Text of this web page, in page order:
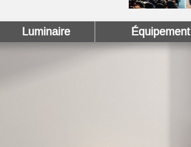
Luminaire Équipement